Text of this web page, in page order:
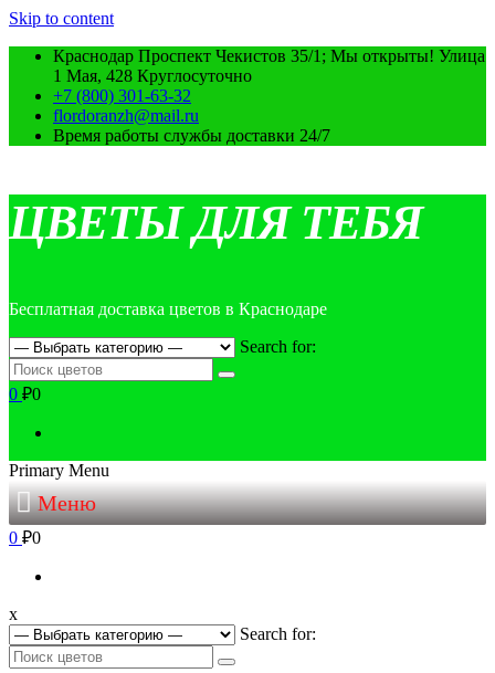
Skip to content
Краснодар Проспект Чекистов 35/1; Мы открыты! Улица
1 Мая, 428 Круглосуточно
+7 (800) 301-63-32
flordoranzh@mail.ru
Время работы службы доставки 24/7
ЦВЕТЫ ДЛЯ ТЕБЯ
Бесплатная доставка цветов в Краснодаре
Search for:
0 ₽0
Primary Menu
Меню
0 ₽0
x
Search for: